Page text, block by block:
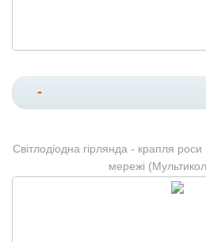
-
Світлодіодна гірлянда - крапля
мережі